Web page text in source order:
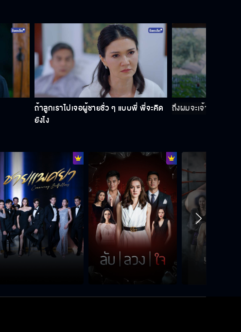
ถ้าลูกเราไปเจอผู้ชายชั่ว ๆ แบบพี่ พี่จะคิด
ยังไง
ถึงผมจะเจ้าชู้แต่ผม